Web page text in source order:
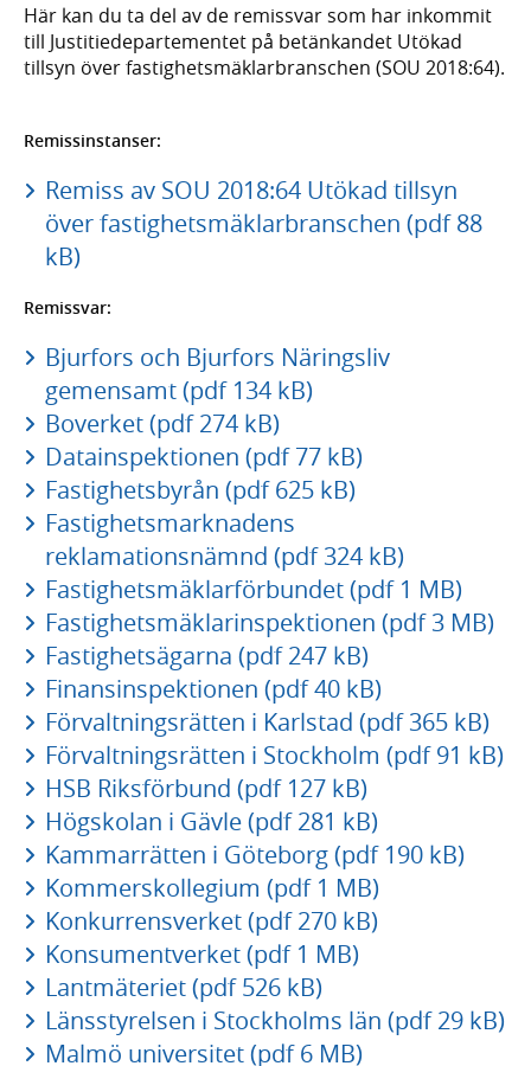
Här kan du ta del av de remissvar som har inkommit
till Justitiedepartementet på betänkandet Utökad
tillsyn över fastighetsmäklarbranschen (SOU 2018:64).
Remissinstanser:
Remiss av SOU 2018:64 Utökad tillsyn
över fastighetsmäklarbranschen (pdf 88
kB)
Remissvar:
Bjurfors och Bjurfors Näringsliv
gemensamt (pdf 134 kB)
Boverket (pdf 274 kB)
Datainspektionen (pdf 77 kB)
Fastighetsbyrån (pdf 625 kB)
Fastighetsmarknadens
reklamationsnämnd (pdf 324 kB)
Fastighetsmäklarförbundet (pdf 1 MB)
Fastighetsmäklarinspektionen (pdf 3 MB)
Fastighetsägarna (pdf 247 kB)
Finansinspektionen (pdf 40 kB)
Förvaltningsrätten i Karlstad (pdf 365 kB)
Förvaltningsrätten i Stockholm (pdf 91 kB)
HSB Riksförbund (pdf 127 kB)
Högskolan i Gävle (pdf 281 kB)
Kammarrätten i Göteborg (pdf 190 kB)
Kommerskollegium (pdf 1 MB)
Konkurrensverket (pdf 270 kB)
Konsumentverket (pdf 1 MB)
Lantmäteriet (pdf 526 kB)
Länsstyrelsen i Stockholms län (pdf 29 kB)
Malmö universitet (pdf 6 MB)